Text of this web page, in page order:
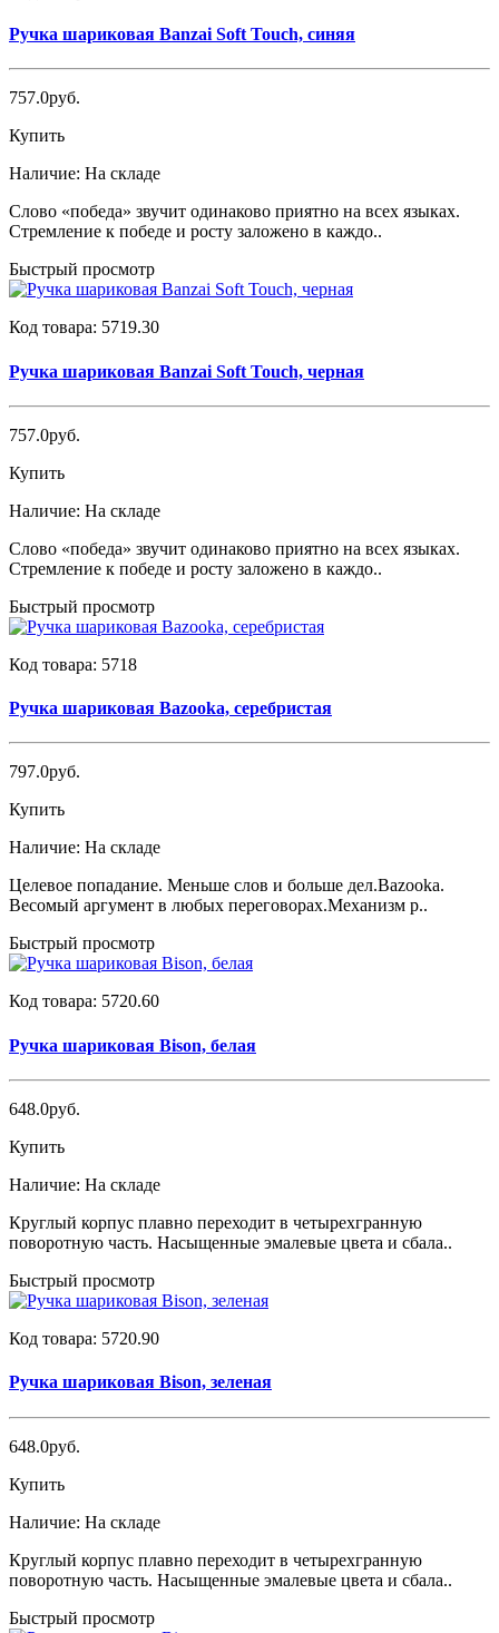
Ручка шариковая Banzai Soft Touch, синяя
757.0руб.
Купить
Наличие: На складе
Слово «победа» звучит одинаково приятно на всех языках.
Стремление к победе и росту заложено в каждо..
Быстрый просмотр
Код товара: 5719.30
Ручка шариковая Banzai Soft Touch, черная
757.0руб.
Купить
Наличие: На складе
Слово «победа» звучит одинаково приятно на всех языках.
Стремление к победе и росту заложено в каждо..
Быстрый просмотр
Код товара: 5718
Ручка шариковая Bazooka, серебристая
797.0руб.
Купить
Наличие: На складе
Целевое попадание. Меньше слов и больше дел.Bazooka.
Весомый аргумент в любых переговорах.Механизм р..
Быстрый просмотр
Код товара: 5720.60
Ручка шариковая Bison, белая
648.0руб.
Купить
Наличие: На складе
Круглый корпус плавно переходит в четырехгранную
поворотную часть. Насыщенные эмалевые цвета и сбала..
Быстрый просмотр
Код товара: 5720.90
Ручка шариковая Bison, зеленая
648.0руб.
Купить
Наличие: На складе
Круглый корпус плавно переходит в четырехгранную
поворотную часть. Насыщенные эмалевые цвета и сбала..
Быстрый просмотр